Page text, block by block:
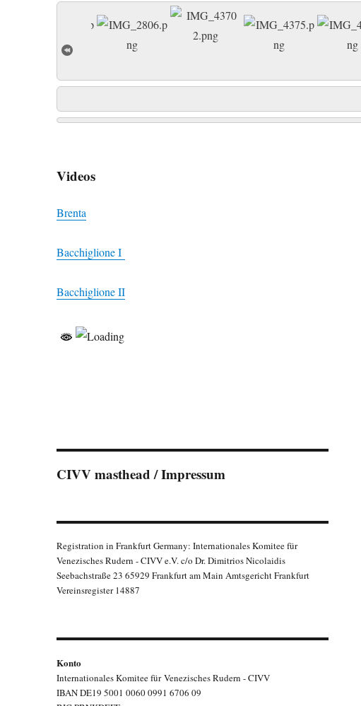
Videos
Brenta
Bacchiglione I
Bacchiglione II
CIVV masthead / Impressum
Registration in Frankfurt Germany: Internationales Komitee für
Venezisches Rudern - CIVV e.V. c/o Dr. Dimitrios Nicolaidis
Seebachstraße 23 65929 Frankfurt am Main Amtsgericht Frankfurt
Vereinsregister 14887
Konto
Internationales Komitee für Venezisches Rudern - CIVV
IBAN DE19 5001 0060 0991 6706 09